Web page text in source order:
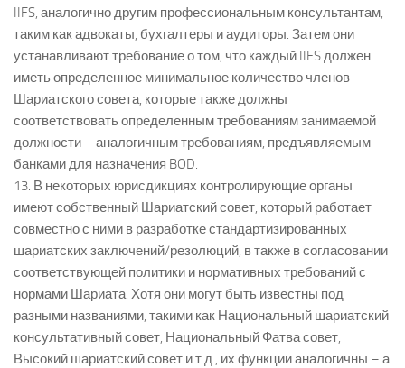
IIFS, аналогично другим профессиональным консультантам,
таким как адвокаты, бухгалтеры и аудиторы. Затем они
устанавливают требование о том, что каждый IIFS должен
иметь определенное минимальное количество членов
Шариатского совета, которые также должны
соответствовать определенным требованиям занимаемой
должности – аналогичным требованиям, предъявляемым
банками для назначения BOD.
13. В некоторых юрисдикциях контролирующие органы
имеют собственный Шариатский совет, который работает
совместно с ними в разработке стандартизированных
шариатских заключений/резолюций, в также в согласовании
соответствующей политики и нормативных требований с
нормами Шариата. Хотя они могут быть известны под
разными названиями, такими как Национальный шариатский
консультативный совет, Национальный Фатва совет,
Высокий шариатский совет и т.д., их функции аналогичны – а